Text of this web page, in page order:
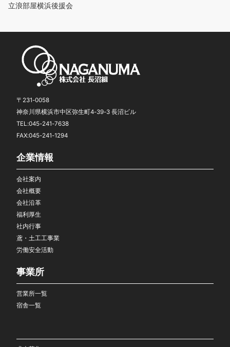
立浪部屋横浜後援会
〒231-0058
神奈川県横浜市中区弥生町4-39-3 長沼ビル
TEL:045-241-7638
FAX:045-241-1294
企業情報
会社案内
会社概要
会社沿革
福利厚生
社内行事
鳶・土工工事業
労働安全活動
事業所
営業所一覧
宿舎一覧